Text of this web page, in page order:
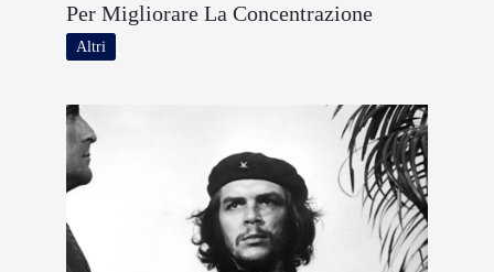
Per Migliorare La Concentrazione
Altri